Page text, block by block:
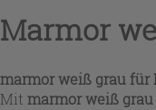
Marmor
marmor weiß grau für
Mit marmor weiß grau